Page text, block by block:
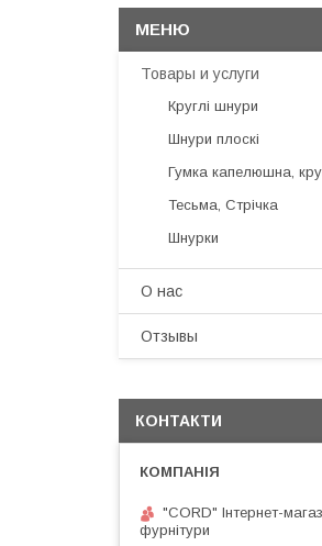
Товары и услуги
Круглі шнури
Шнури плоскі
Гумка капелюшна,
Тесьма, Стрічка
Шнурки
О нас
Отзывы
КОНТАКТИ
"CORD" Інтернет-
фурнітури